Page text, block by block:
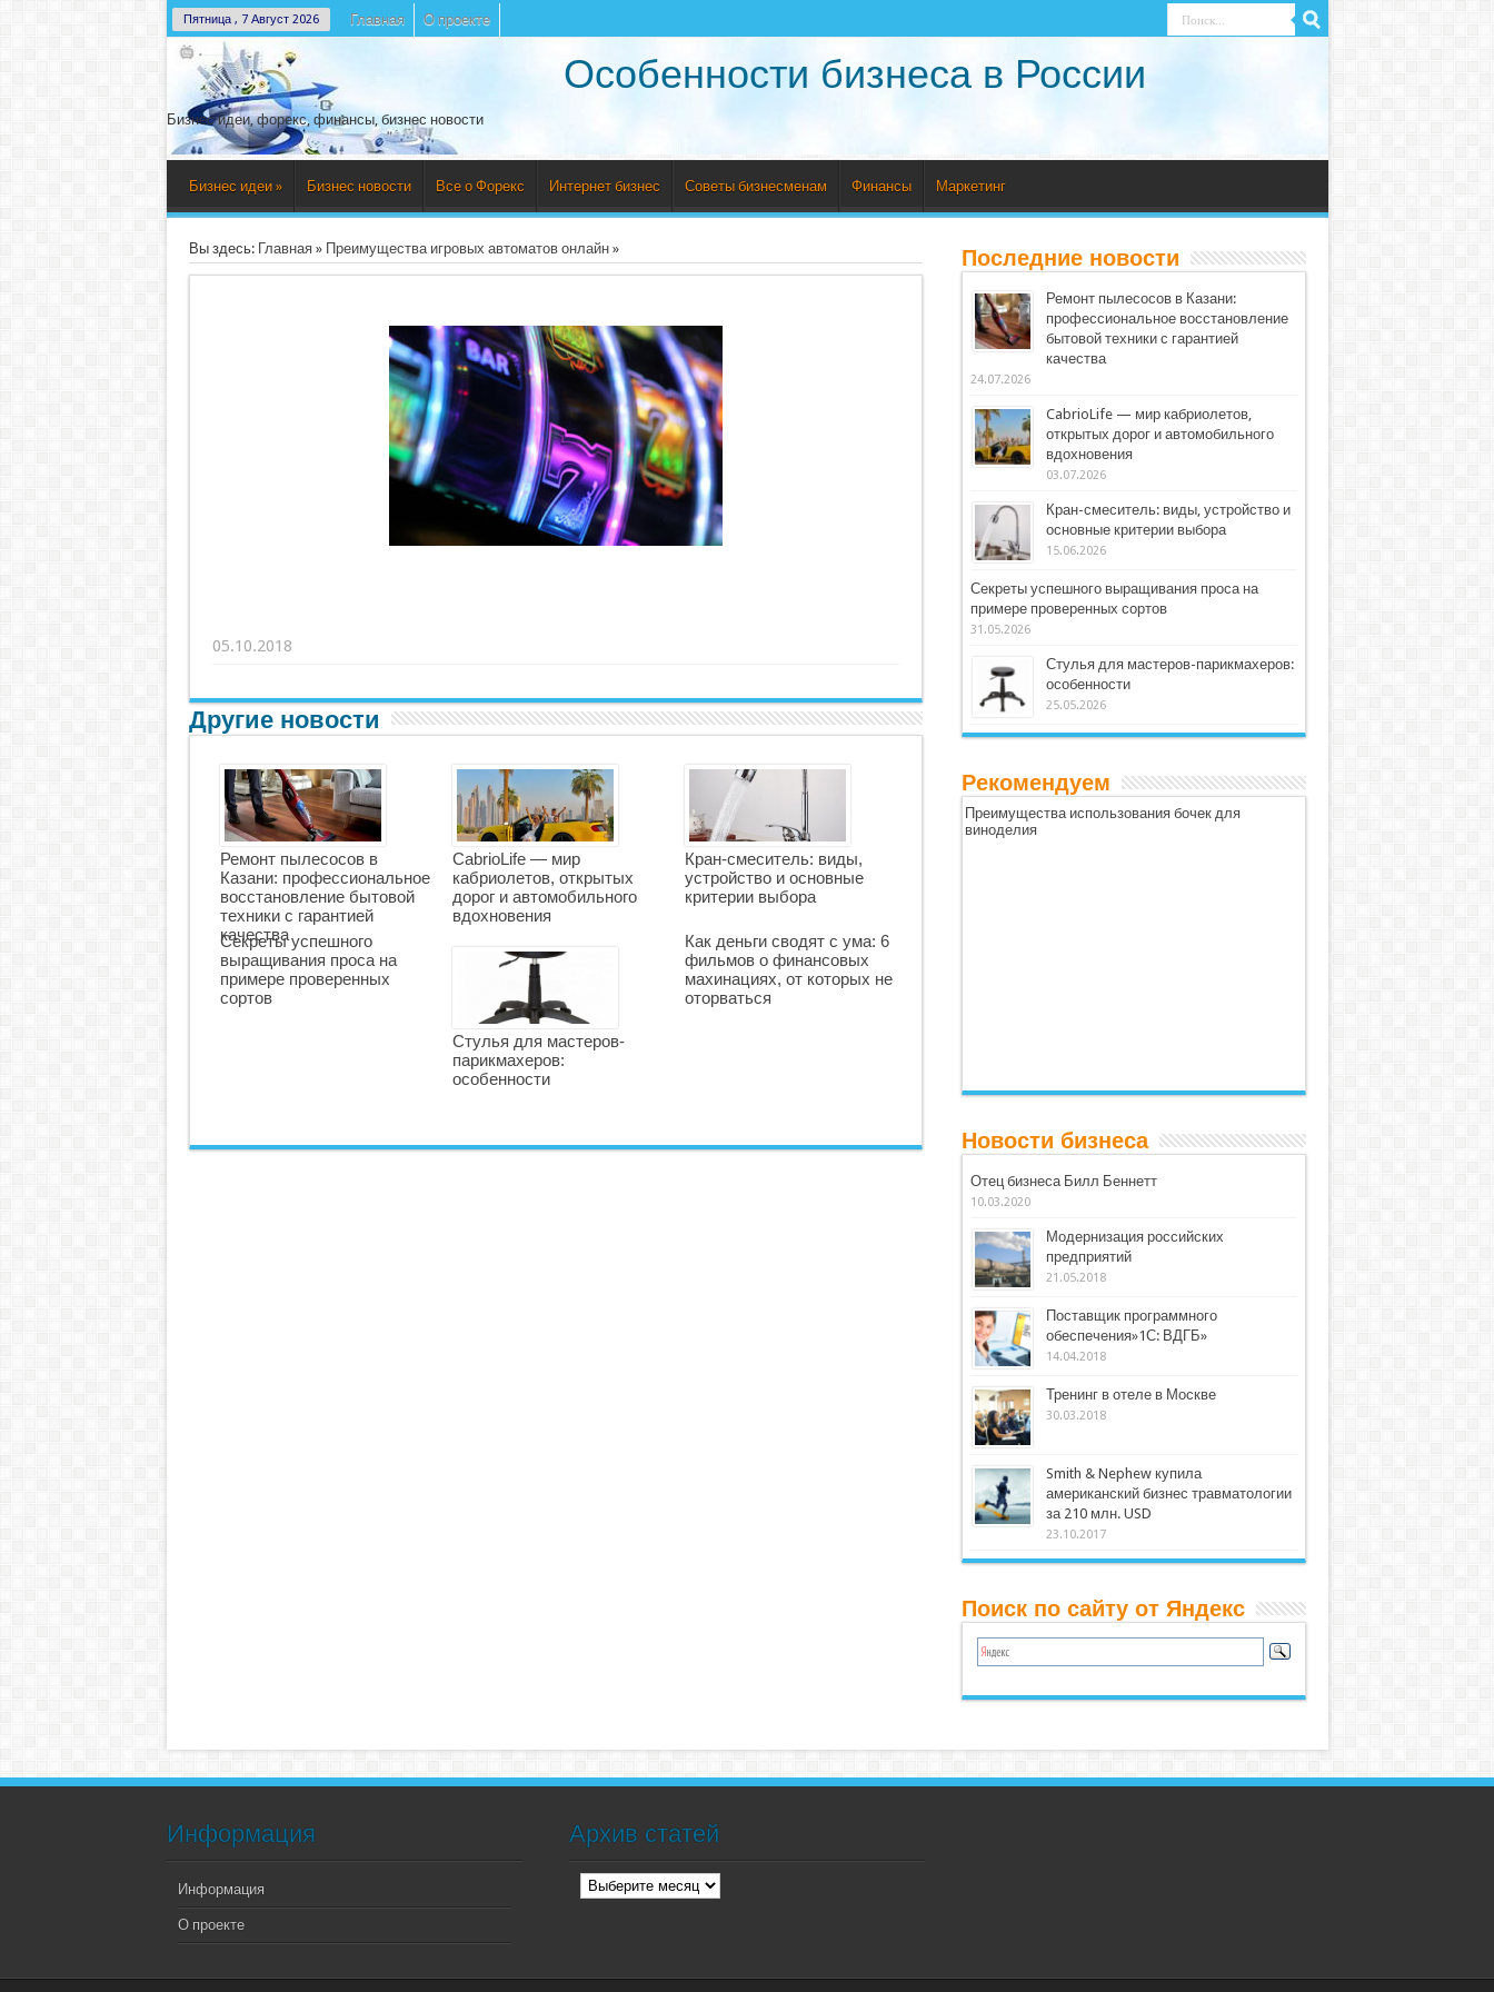
Пятница , 7 Август 2026 Главная О проекте
Особенности бизнеса в России
Бизнес идеи, форекс, финансы, бизнес новости
Бизнес идеи » Бизнес новости Все о Форекс Интернет бизнес Советы бизнесменам Финансы Маркетинг
Вы здесь: Главная» Преимущества игровых автоматов онлайн»
05.10.2018
Другие новости
Ремонт пылесосов в
Казани: профессиональное
восстановление бытовой
техники с гарантией
качества
CabrioLife — мир
кабриолетов, открытых
дорог и автомобильного
вдохновения
Кран-смеситель: виды,
устройство и основные
критерии выбора
Секреты успешного
выращивания проса на
примере проверенных
сортов
Стулья для мастеров-
парикмахеров:
особенности
Как деньги сводят с ума: 6
фильмов о финансовых
махинациях, от которых не
оторваться
Последние новости
Ремонт пылесосов в Казани:
профессиональное восстановление
бытовой техники с гарантией
качества
24.07.2026
CabrioLife — мир кабриолетов,
открытых дорог и автомобильного
вдохновения
03.07.2026
Кран-смеситель: виды, устройство и
основные критерии выбора
15.06.2026
Секреты успешного выращивания проса на
примере проверенных сортов
31.05.2026
Стулья для мастеров-парикмахеров:
особенности
25.05.2026
Рекомендуем
Преимущества использования бочек для
виноделия
Новости бизнеса
Отец бизнеса Билл Беннетт
10.03.2020
Модернизация российских
предприятий
21.05.2018
Поставщик программного
обеспечения»1С: ВДГБ»
14.04.2018
Тренинг в отеле в Москве
30.03.2018
Smith & Nephew купила
американский бизнес травматологии
за 210 млн. USD
23.10.2017
Поиск по сайту от Яндекс
Информация
Информация
О проекте
Архив статей
Архив
статей